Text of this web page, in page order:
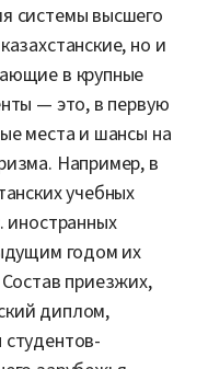
системы высшего
но и
в крупные
— это, в первую
места и шансы на
Например, в
учебных
иностранных
годом их
приезжих,
диплом,